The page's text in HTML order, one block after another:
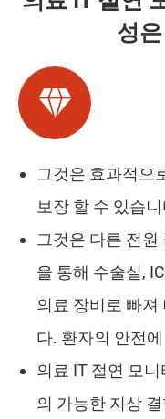
성

그것은 효과적으
보장 할 수 있습니
그것은 다른 전
을 통해 수술실,
의료 장비로 빠져
다. 환자의 안전
의료 IT 절연 모
의 가능한 지상